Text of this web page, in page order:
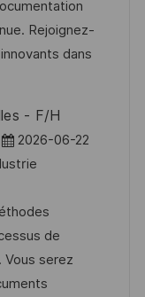
’
a
f
c
h
a
e
Rejoignez-
dans
- F/H
D
a
e
d
a
2026-06-22
de
Vous serez